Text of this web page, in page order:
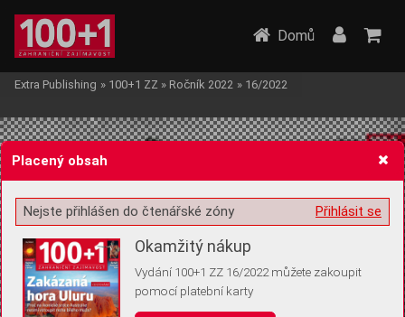
Žádost o souhlas s ukládáním volitelných informací
Domů
Extra Publishing » 100+1 ZZ » Ročník 2022 » 16/2022
Placený obsah
Přihlásit se
Nejste přihlášen do čtenářské zóny
Okamžitý nákup
Vydání 100+1 ZZ 16/2022 můžete zakoupit
pomocí platební karty